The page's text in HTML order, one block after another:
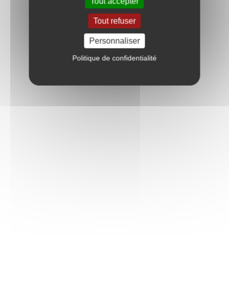
Tout refuser
Personnaliser
Politique de confidentialité